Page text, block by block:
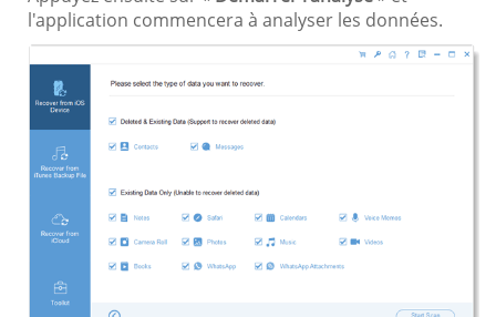
l'application commencera à analyser les données.